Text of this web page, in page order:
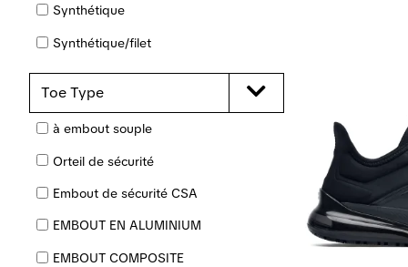
COUSSIN ADDITIONNEL
4-SEASON GRIP™
Semelle d’usure GLADIATOR™
Outsole
Isolé
Léger
Protection métatarsienne
Non métallique
À enfiler
Synthétique
Synthétique/filet
EVA/caoutchouc
Cuir italien
Toe Type
à embout souple
Orteil de sécurité
Embout de sécurité CSA
EMBOUT EN ALUMINIUM
EMBOUT COMPOSITE